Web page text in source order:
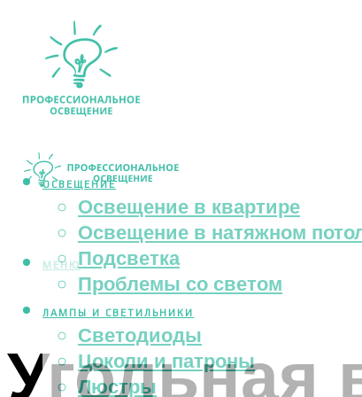
ОСВЕЩЕНИЕ
Освещение в квартире
Освещение в натяжном
Подсветка
Проблемы со светом
ЛАМПЫ И СВЕТИЛЬНИКИ
Светодиоды
Цоколи и патроны
Люстры
МЕНЮ
Угольная